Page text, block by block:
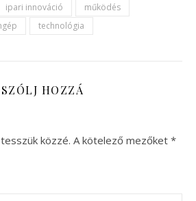
ipari innováció
működés
technológia
SZÓLJ HOZZÁ
közzé. A kötelező mezőket *